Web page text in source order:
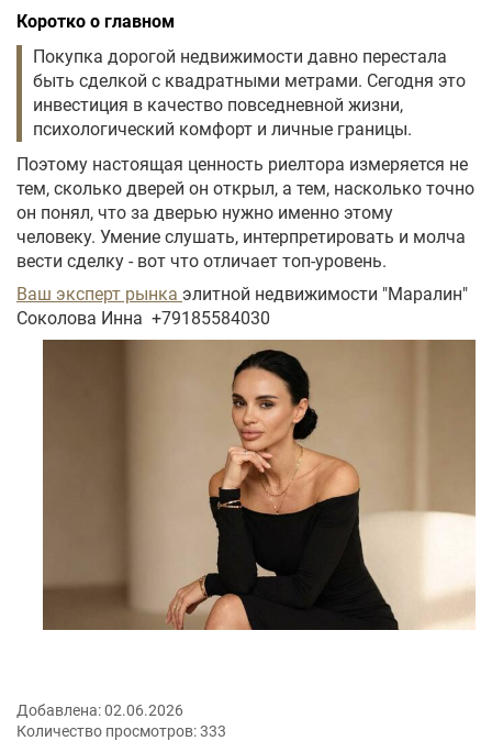
Коротко о главном
Покупка дорогой недвижимости давно перестала
быть сделкой с квадратными метрами. Сегодня это
инвестиция в качество повседневной жизни,
психологический комфорт и личные границы.
Поэтому настоящая ценность риелтора измеряется не
тем, сколько дверей он открыл, а тем, насколько точно
он понял, что за дверью нужно именно этому
человеку. Умение слушать, интерпретировать и молча
вести сделку - вот что отличает топ-уровень.
Ваш эксперт рынка элитной недвижимости "Маралин"
Соколова Инна +79185584030
Добавлена:02.06.2026
Количество просмотров:333